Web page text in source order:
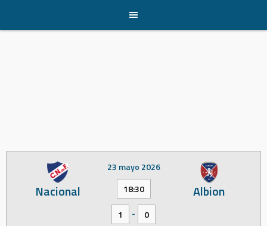
content
Nacional Albion
23 mayo 2026
18:30
1 -
0